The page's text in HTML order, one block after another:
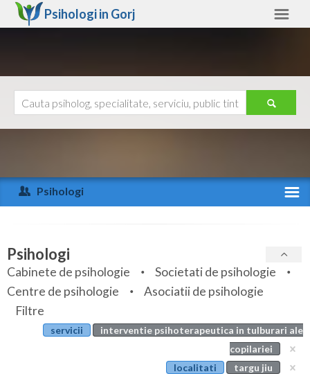
Psihologi in Gorj
Arad
Arges
Bihor
Bistrita-Nasaud
Botosani
Ajutor
Psihologi
Specialitati
Servicii
Articole
Evenimente
Psihologi
Cabinete de psihologie
Societati de psihologie
Centre de psihologie
Asociatii de psihologie
Filtre
servicii
interventie psihoterapeutica in tulburari ale
copilariei
localitati
targu jiu